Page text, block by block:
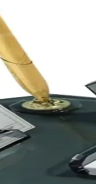
yüksek kaliteli
Kaşıklık Seti 6
seti, estetik ve
Sümen
Takımı, modern
Modern ve
renkleri ve kaliteli
BRİDE TO BE